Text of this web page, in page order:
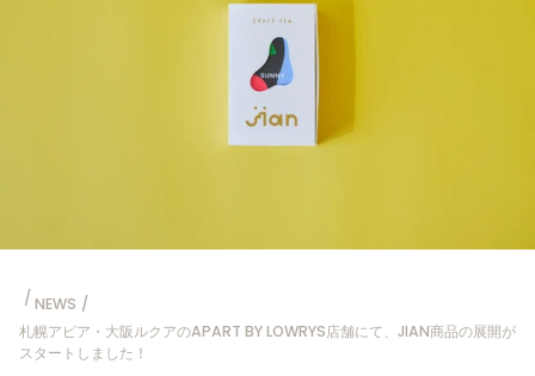
NEWS
札幌アピア・大阪ルクアのAPART BY LOWRYS店舗にて、JIAN商品の展開が
スタートしました！